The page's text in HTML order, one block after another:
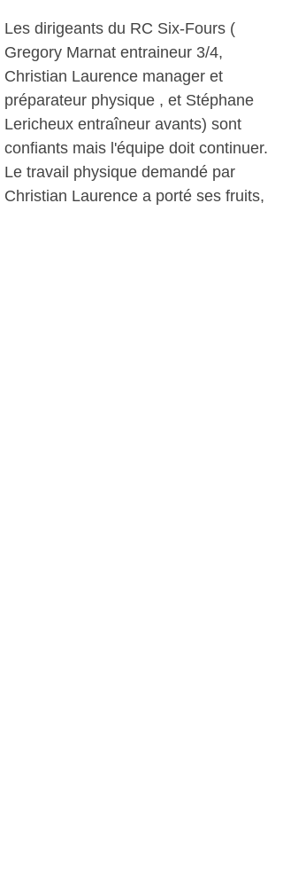
Les dirigeants du RC Six-Fours (
Gregory Marnat entraineur 3/4,
Christian Laurence manager et
préparateur physique , et Stéphane
Lericheux entraîneur avants) sont
confiants mais l'équipe doit continuer.
Le travail physique demandé par
Christian Laurence a porté ses fruits,